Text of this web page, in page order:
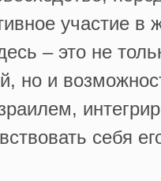
участие в
– это не
но и
себя